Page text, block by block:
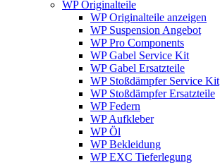
WP Originalteile
WP Originalteile anzeigen
WP Suspension Angebot
WP Pro Components
WP Gabel Service Kit
WP Gabel Ersatzteile
WP Stoßdämpfer Service Kit
WP Stoßdämpfer Ersatzteile
WP Federn
WP Aufkleber
WP Öl
WP Bekleidung
WP EXC Tieferlegung